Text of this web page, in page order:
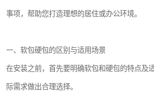
事项，帮助您打造理想的居住或办公环境。
一、软包硬包的区别与适用场景
在安装之前，首先要明确软包和硬包的特点及
际需求做出合理选择。